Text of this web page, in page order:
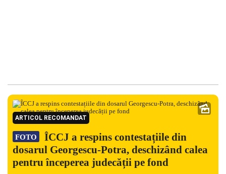
ARTICOL RECOMANDAT
FOTO
ÎCCJ a respins contestațiile din
dosarul Georgescu-Potra, deschizând calea
pentru începerea judecății pe fond